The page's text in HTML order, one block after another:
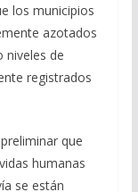
los municipios
azotados
niveles de
registrados
que
humanas
se están